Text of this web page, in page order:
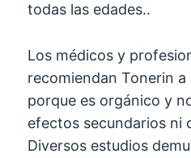
todas las edades..
Los médicos y
recomiendan Tonerin a
porque es orgánico y
efectos secundarios ni
Diversos estudios